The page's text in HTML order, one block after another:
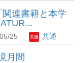
関連書籍と本学
25 共通
月間